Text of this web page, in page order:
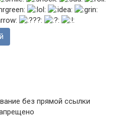
без прямой ссылки